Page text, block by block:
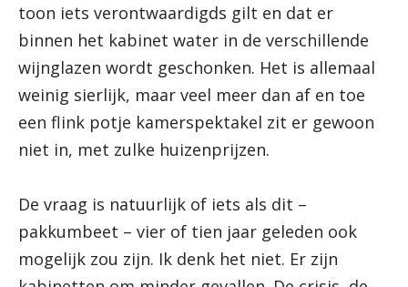
toon iets verontwaardigds gilt en dat er
binnen het kabinet water in de verschillende
wijnglazen wordt geschonken. Het is allemaal
weinig sierlijk, maar veel meer dan af en toe
een flink potje kamerspektakel zit er gewoon
niet in, met zulke huizenprijzen.
De vraag is natuurlijk of iets als dit –
pakkumbeet – vier of tien jaar geleden ook
mogelijk zou zijn. Ik denk het niet. Er zijn